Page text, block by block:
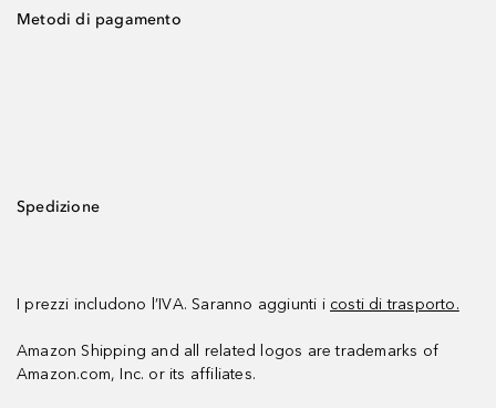
Metodi di pagamento
Spedizione
I prezzi includono l’IVA. Saranno aggiunti i costi di trasporto.
Amazon Shipping and all related logos are trademarks of
Amazon.com, Inc. or its affiliates.